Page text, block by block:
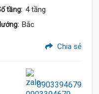
tầng: 4 tầng
Bắc
Chia sẻ
0903394679